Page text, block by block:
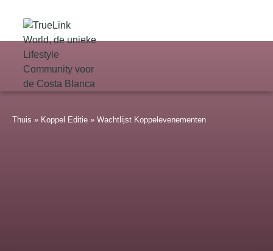
Thuis » Koppel Editie » Wachtlijst Koppelevenementen